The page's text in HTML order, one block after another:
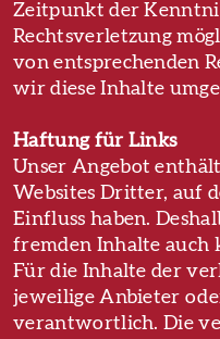
Zeitpunkt der
Rechtsverletzung
von entsprechenden
wir diese Inhalte
Haftung für Links
Unser Angebot
Websites Dritter, auf
Einfluss haben.
fremden Inhalte auch
Für die Inhalte der
jeweilige Anbieter
verantwortlich. Die